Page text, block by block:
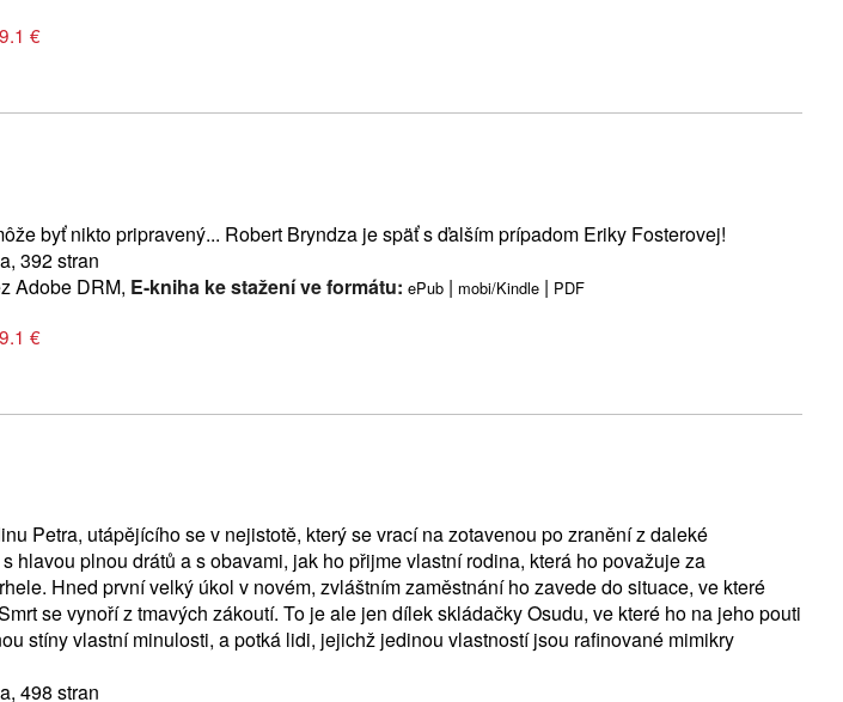
€
byť nikto pripravený... Robert Bryndza je späť s ďalším prípadom Eriky Fosterovej!
392 stran
Adobe DRM, E-kniha ke stažení ve formátu: ePub | mobi/Kindle | PDF
€
Petra, utápějícího se v nejistotě, který se vrací na zotavenou po zranění z daleké
hlavou plnou drátů a s obavami, jak ho přijme vlastní rodina, která ho považuje za
Hned první velký úkol v novém, zvláštním zaměstnání ho zavede do situace, ve které
se vynoří z tmavých zákoutí. To je ale jen dílek skládačky Osudu, ve které ho na jeho pouti
stíny vlastní minulosti, a potká lidi, jejichž jedinou vlastností jsou rafinované mimikry
498 stran